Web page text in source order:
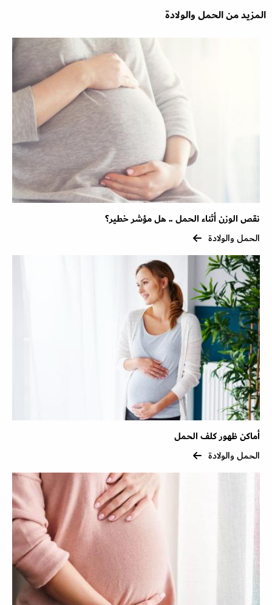
المزيد من الحمل والولادة
نقص الوزن أثناء الحمل .. هل مؤشر خطير؟
الحمل والولادة
أماكن ظهور كلف الحمل
الحمل والولادة